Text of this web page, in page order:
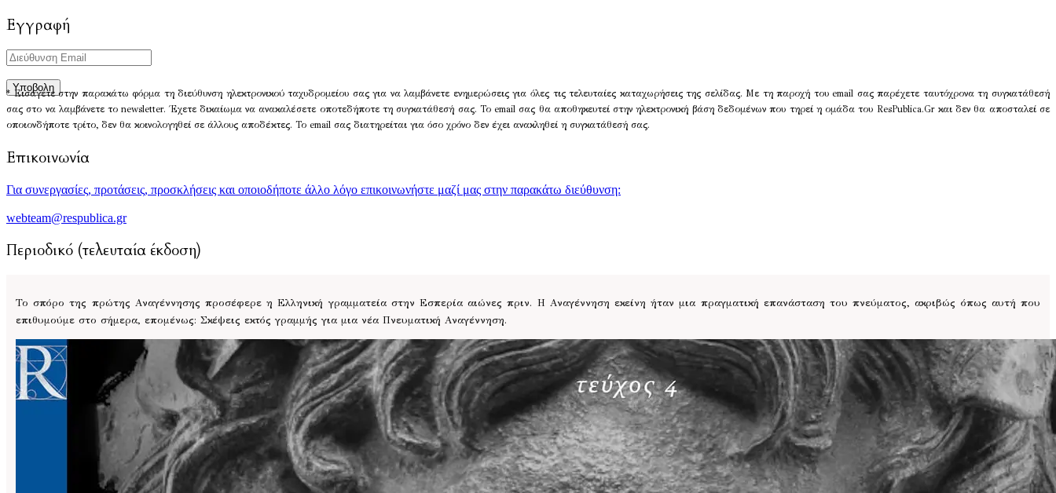
Εγγραφή
* Εισάγετε στην παρακάτω φόρμα τη διεύθυνση ηλεκτρονικού ταχυδρομείου σας για να λαμβάνετε ενημερώσεις για όλες τις τελευταίες καταχωρήσεις της σελίδας. Με τη παροχή του email σας παρέχετε ταυτόχρονα τη συγκατάθεσή
σας στο να λαμβάνετε το newsletter. Έχετε δικαίωμα να ανακαλέσετε οποτεδήποτε τη συγκατάθεσή σας. Το email σας θα αποθηκευτεί στην ηλεκτρονική βάση δεδομένων που τηρεί η ομάδα του ResPublica.Gr και δεν θα αποσταλεί σε
οποιονδήποτε τρίτο, δεν θα κοινολογηθεί σε άλλους αποδέκτες. Το email σας διατηρείται για όσο χρόνο δεν έχει ανακληθεί η συγκατάθεσή σας.
Επικοινωνία
Για συνεργασίες, προτάσεις, προσκλήσεις και οποιοδήποτε άλλο λόγο επικοινωνήστε μαζί μας στην παρακάτω διεύθυνση:
webteam@respublica.gr
Περιοδικό (τελευταία έκδοση)
Το σπόρο της πρώτης Αναγέννησης προσέφερε η Ελληνική γραμματεία στην Εσπερία αιώνες πριν. Η Αναγέννηση εκείνη ήταν μια πραγματική επανάσταση του πνεύματος, ακριβώς όπως αυτή που
επιθυμούμε στο σήμερα, επομένως: Σκέψεις εκτός γραμμής για μια νέα Πνευματική Αναγέννηση.